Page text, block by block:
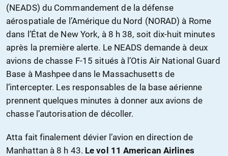
(NEADS) du Commandement de la défense
aérospatiale de l’Amérique du Nord (NORAD) à Rome
dans l’État de New York, à 8 h 38, soit dix-huit minutes
après la première alerte. Le NEADS demande à deux
avions de chasse F-15 situés à l’Otis Air National Guard
Base à Mashpee dans le Massachusetts de
l’intercepter. Les responsables de la base aérienne
prennent quelques minutes à donner aux avions de
chasse l’autorisation de décoller.
Atta fait finalement dévier l’avion en direction de
Manhattan à 8 h 43. Le vol 11 American Airlines